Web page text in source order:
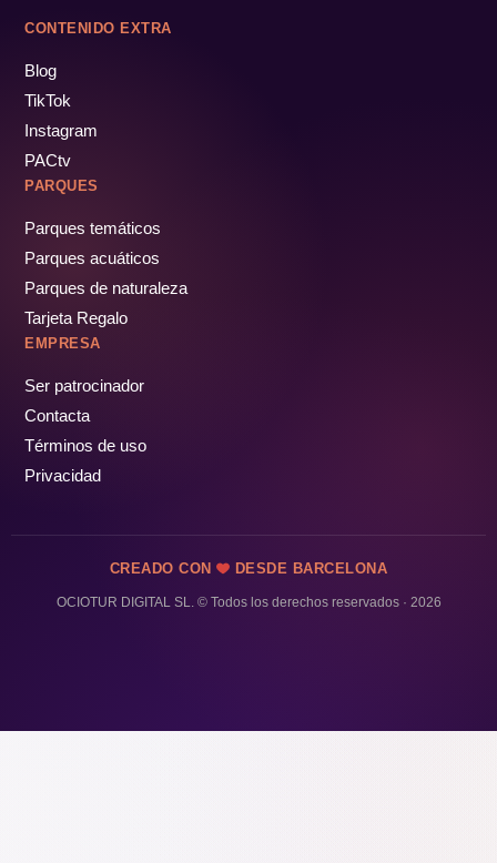
CONTENIDO EXTRA
Blog
TikTok
Instagram
PACtv
PARQUES
Parques temáticos
Parques acuáticos
Parques de naturaleza
Tarjeta Regalo
EMPRESA
Ser patrocinador
Contacta
Términos de uso
Privacidad
CREADO CON DESDE BARCELONA
OCIOTUR DIGITAL SL. © Todos los derechos reservados · 2026